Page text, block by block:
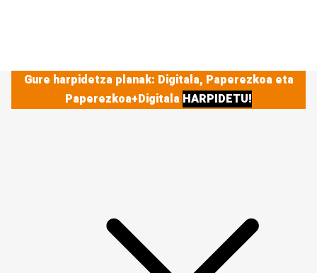
Gure harpidetza planak: Digitala, Paperezkoa eta
Paperezkoa+Digitala HARPIDETU!